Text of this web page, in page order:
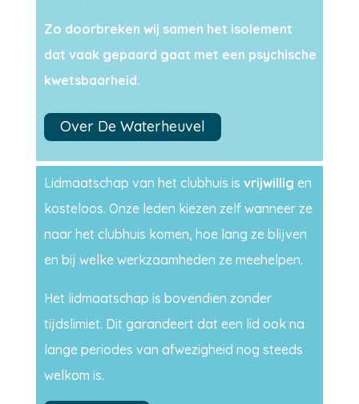
Zo doorbreken wij samen het isolement
dat vaak gepaard gaat met een psychische
kwetsbaarheid.
Over De Waterheuvel
Lidmaatschap van het clubhuis is vrijwillig en
kosteloos. Onze leden kiezen zelf wanneer ze
naar het clubhuis komen, hoe lang ze blijven
en bij welke werkzaamheden ze meehelpen.
Het lidmaatschap is bovendien zonder
tijdslimiet. Dit garandeert dat een lid ook na
lange periodes van afwezigheid nog steeds
welkom is.